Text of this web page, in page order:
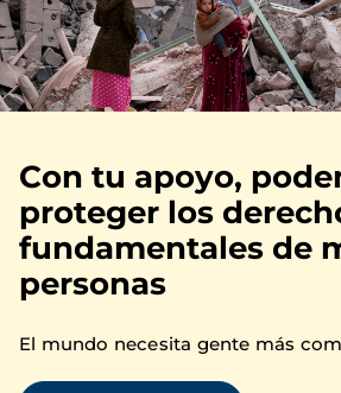
Con tu apoyo,
proteger los
fundamentales de
personas
El mundo necesita gente más